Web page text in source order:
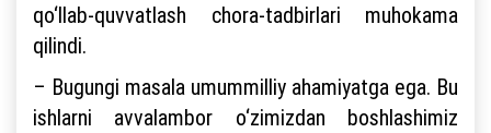
qo‘llab-quvvatlash chora-tadbirlari muhokama
qilindi.
– Bugungi masala umummilliy ahamiyatga ega. Bu
ishlarni avvalambor o‘zimizdan boshlashimiz